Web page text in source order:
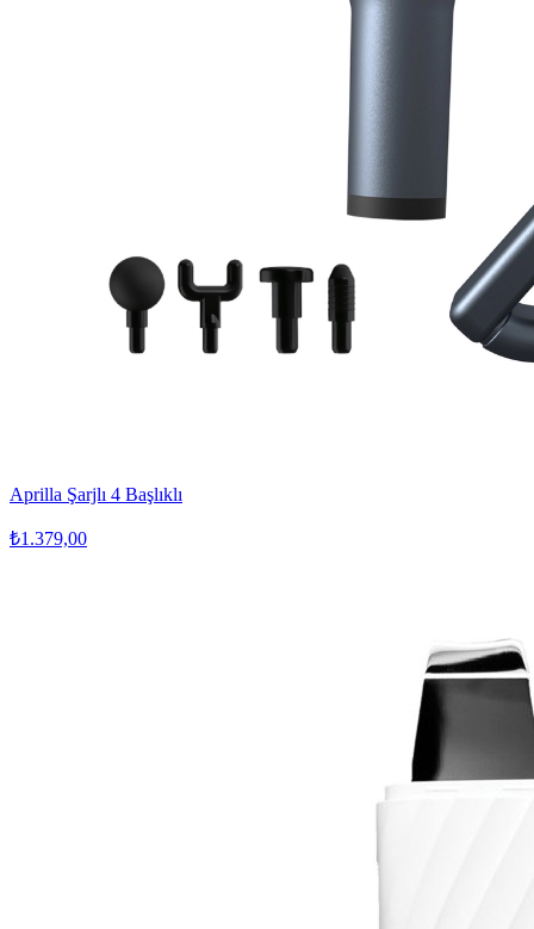
Aprilla Şarjlı 4 Başlıklı
₺1.379,00